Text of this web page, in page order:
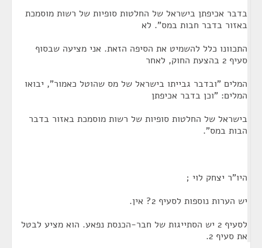
בדבר אכיפתן בישראל של החלטות סופיות של רשות מוסמכת
באזור בדבר חבות במס". לא
התכוונו כלל להשמיט את הסיפה הזאת. אני מציעה שבסוף
סעיף 2 בהצעת החוק, לאחר
המלים "ובדבר גבייתו בישראל של מס שהוטל כאמור", יבואו
המלים: "וכן בדבר אכיפתן
בישראל של החלטות סופיות של רשות מוסמכת באזור בדבר
הבות במס".
היו"ר יצחק לוי ;
יש הערות נוספות לסעיף 2? אין.
לסעיף 2 יש הסתייגות של חבר-הכנסת נפאע. הוא מציע לבטל
את סעיף 2.